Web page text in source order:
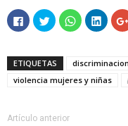
Haz
clic
para
Facebook
(Se
abre
en
Haz
clic
para
Twitter
(Se
abre
en
Haz
clic
para
WhatsApp
(Se
abre
en
Haz
clic
para
(Se
abre
en
ETIQUETAS discriminacion
violencia mujeres y niñas
Artículo anterior